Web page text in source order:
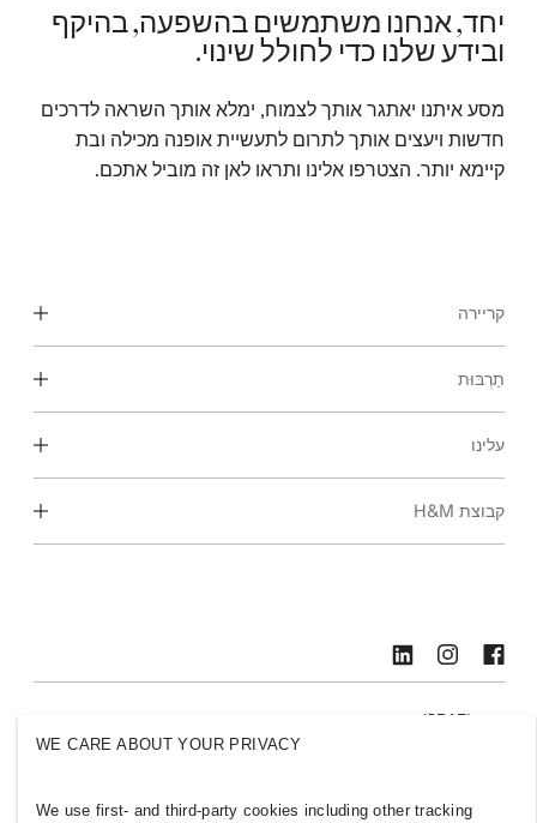
יחד, אנחנו משתמשים בהשפעה, בהיקף
ובידע שלנו כדי לחולל שינוי.
מסע איתנו יאתגר אותך לצמוח, ימלא אותך השראה לדרכים
חדשות ויעצים אותך לתרום לתעשיית אופנה מכילה ובת
קיימא יותר. הצטרפו אלינו ותראו לאן זה מוביל אתכם.
קריירה
גלה את אזורי העבודה שלנו
תַרְבּוּת
התרבות והיתרונות שלנו
עלינו
מי אנחנו
קבוצת H&M
ISRAEL
WE CARE ABOUT YOUR PRIVACY
We use first- and third-party cookies including other tracking